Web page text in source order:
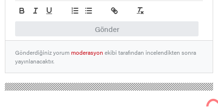
Gönder
Gönderdiğiniz yorummoderasyon ekibi tarafından incelendikten sonra
yayınlanacaktır.